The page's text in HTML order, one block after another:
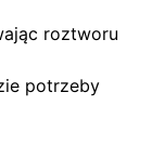
roztworu
potrzeby